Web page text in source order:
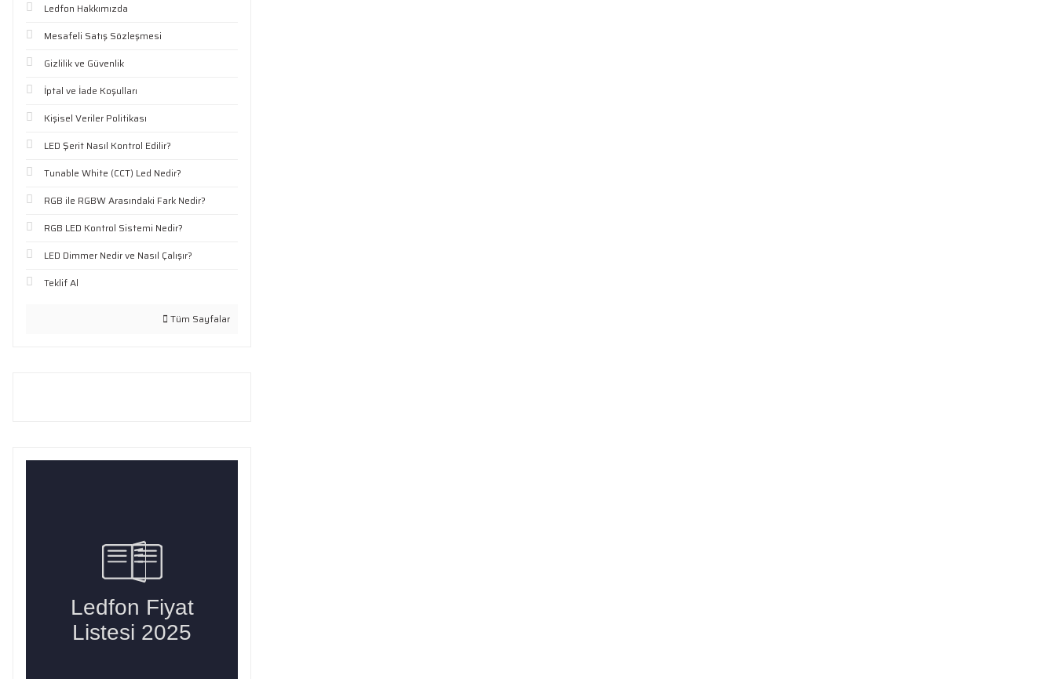
Ledfon Hakkımızda
Mesafeli Satış Sözleşmesi
Gizlilik ve Güvenlik
İptal ve İade Koşulları
Kişisel Veriler Politikası
LED Şerit Nasıl Kontrol Edilir?
Tunable White (CCT) Led Nedir?
RGB ile RGBW Arasındaki Fark Nedir?
RGB LED Kontrol Sistemi Nedir?
LED Dimmer Nedir ve Nasıl Çalışır?
Teklif Al
Tüm Sayfalar